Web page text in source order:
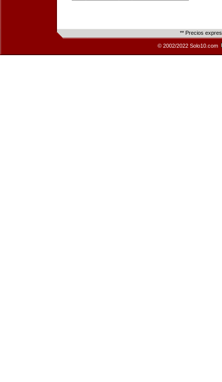
** Precios
© 2002/2022 Solo10.com